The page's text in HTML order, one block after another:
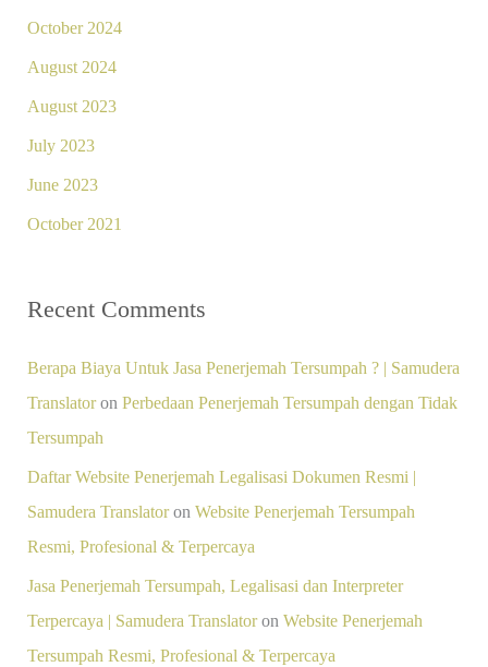
October 2024
August 2024
August 2023
July 2023
June 2023
October 2021
Recent Comments
Berapa Biaya Untuk Jasa Penerjemah Tersumpah ? | Samudera
Translatoron Perbedaan Penerjemah Tersumpah dengan Tidak
Tersumpah
Daftar Website Penerjemah Legalisasi Dokumen Resmi |
Samudera Translatoron Website Penerjemah Tersumpah
Resmi, Profesional & Terpercaya
Jasa Penerjemah Tersumpah, Legalisasi dan Interpreter
Terpercaya | Samudera Translatoron Website Penerjemah
Tersumpah Resmi, Profesional & Terpercaya